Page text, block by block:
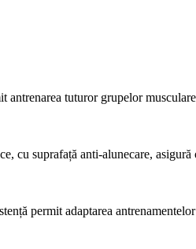
tuturor grupelor
cu suprafață anti-alunecare,
permit adaptarea